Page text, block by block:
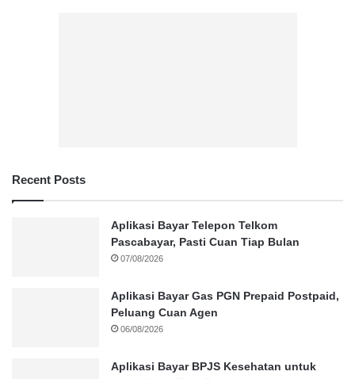
Recent Posts
Aplikasi Bayar Telepon Telkom
Pascabayar, Pasti Cuan Tiap Bulan
07/08/2026
Aplikasi Bayar Gas PGN Prepaid Postpaid,
Peluang Cuan Agen
06/08/2026
Aplikasi Bayar BPJS Kesehatan untuk